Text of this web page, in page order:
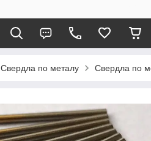
Свердла по металу Свердла по